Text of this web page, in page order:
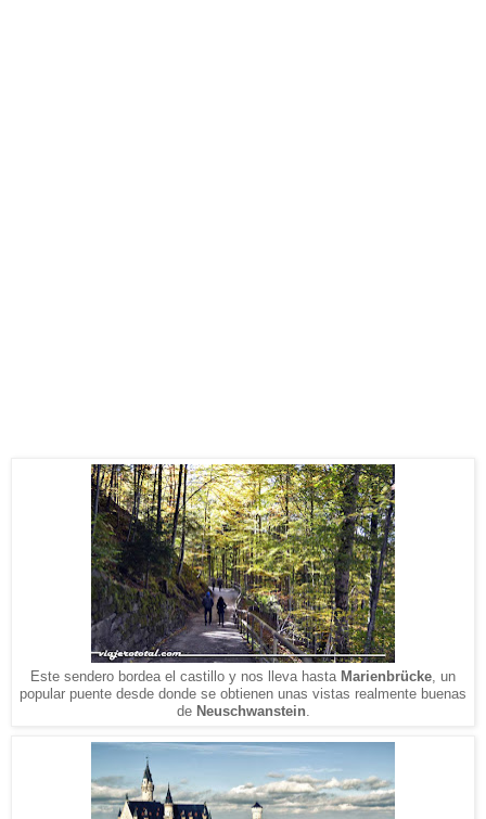
Este sendero bordea el castillo y nos lleva hasta Marienbrücke , un
popular puente desde donde se obtienen unas vistas realmente buenas
de Neuschwanstein